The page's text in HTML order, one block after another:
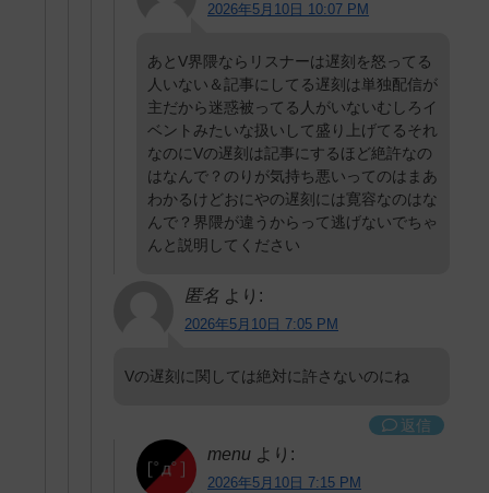
2026年5月10日 10:07 PM
あとV界隈ならリスナーは遅刻を怒ってる
人いない＆記事にしてる遅刻は単独配信が
主だから迷惑被ってる人がいないむしろイ
ベントみたいな扱いして盛り上げてるそれ
なのにVの遅刻は記事にするほど絶許なの
はなんで？のりが気持ち悪いってのはまあ
わかるけどおにやの遅刻には寛容なのはな
んで？界隈が違うからって逃げないでちゃ
んと説明してください
匿名 より:
2026年5月10日 7:05 PM
Vの遅刻に関しては絶対に許さないのにね
返信
menu より:
2026年5月10日 7:15 PM